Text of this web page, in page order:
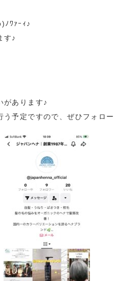
ﾉﾜｧｰｨ♪
す♪
があります♪
予定ですので、ぜひフォロ